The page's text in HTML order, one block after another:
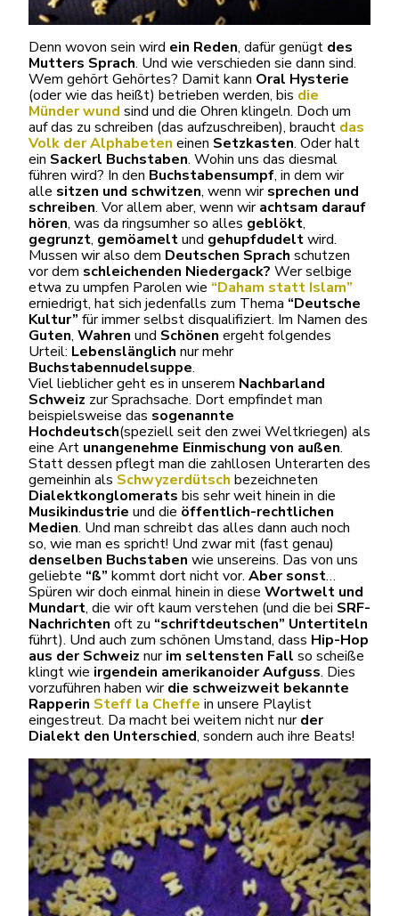
Denn wovon sein wird ein Reden, dafür genügt des
Mutters Sprach. Und wie verschieden sie dann sind.
Wem gehört Gehörtes? Damit kann Oral Hysterie
(oder wie das heißt) betrieben werden, bis die
Münder wund sind und die Ohren klingeln. Doch um
auf das zu schreiben (das aufzuschreiben), braucht das
Volk der Alphabeten einen Setzkasten. Oder halt
ein Sackerl Buchstaben. Wohin uns das diesmal
führen wird? In den Buchstabensumpf, in dem wir
alle sitzen und schwitzen, wenn wirsprechen und
schreiben. Vor allem aber, wenn wirachtsam darauf
hören, was da ringsumher so alles geblökt,
gegrunzt, gemöameltund gehupfdudeltwird.
Mussen wir also dem Deutschen Sprach schutzen
vor dem schleichenden Niedergack? Wer selbige
etwa zu umpfen Parolen wie “Daham statt Islam”
erniedrigt, hat sich jedenfalls zum Thema “Deutsche
Kultur” für immer selbst disqualifiziert. Im Namen des
Guten, Wahren und Schönen ergeht folgendes
Urteil: Lebenslänglich nur mehr
Buchstabennudelsuppe.
Viel lieblicher geht es in unserem Nachbarland
Schweiz zur Sprachsache. Dort empfindet man
beispielsweise das sogenannte
Hochdeutsch(speziell seit den zwei Weltkriegen) als
eine Art unangenehme Einmischung von außen.
Statt dessen pflegt man die zahllosen Unterarten des
gemeinhin als Schwyzerdütsch bezeichneten
Dialektkonglomerats bis sehr weit hinein in die
Musikindustrie und die öffentlich-rechtlichen
Medien. Und man schreibt das alles dann auch noch
so, wie man es spricht! Und zwar mit (fast genau)
denselben Buchstaben wie unsereins. Das von uns
geliebte “ß” kommt dort nicht vor. Aber sonst…
Spüren wir doch einmal hinein in diese Wortwelt und
Mundart, die wir oft kaum verstehen (und die bei SRF-
Nachrichten oft zu “schriftdeutschen” Untertiteln
führt). Und auch zum schönen Umstand, dass Hip-Hop
aus der Schweiz nurim seltensten Fall so scheiße
klingt wie irgendein amerikanoider Aufguss. Dies
vorzuführen haben wirdie schweizweit bekannte
Rapperin Steff la Cheffe in unsere Playlist
eingestreut. Da macht bei weitem nicht nurder
Dialekt den Unterschied, sondern auch ihre Beats!